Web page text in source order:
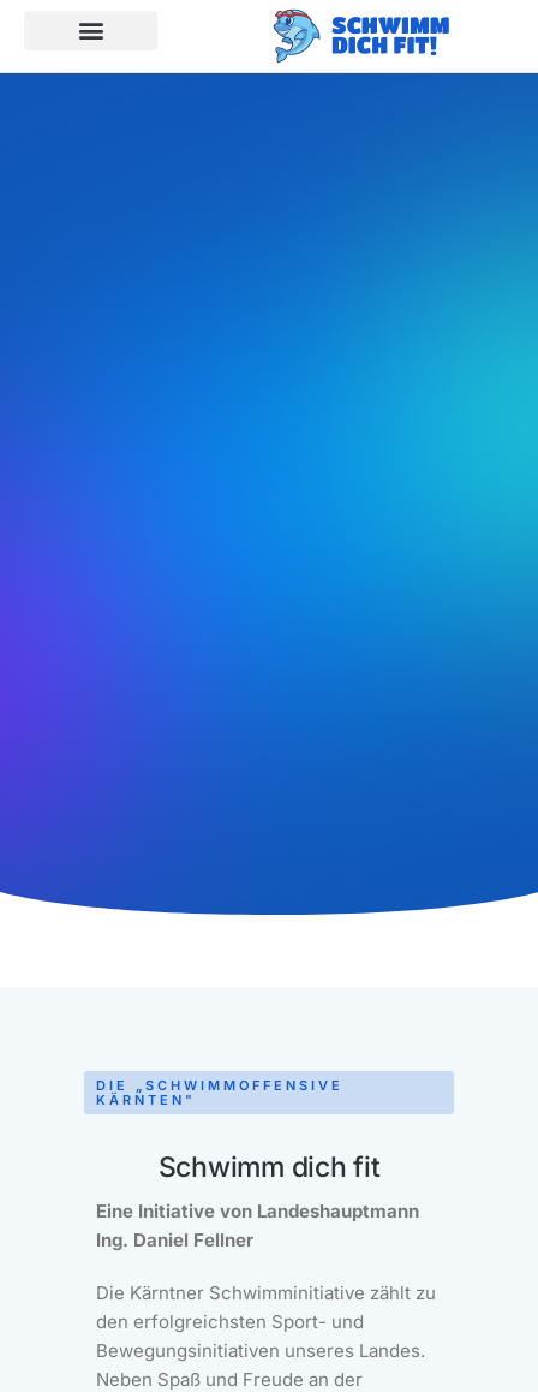
DIE „SCHWIMMOFFENSIVE
KÄRNTEN"
Schwimm dich fit
Eine Initiative von Landeshauptmann
Ing. Daniel Fellner
Die Kärntner Schwimminitiative zählt zu
den erfolgreichsten Sport- und
Bewegungsinitiativen unseres Landes.
Neben Spaß und Freude an der